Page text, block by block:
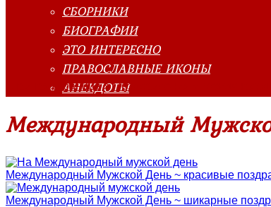
СБОРНИКИ
БИОГРАФИИ
ЭТО ИНТЕРЕСНО
ПРАВОСЛАВНЫЕ ИКОНЫ
АНЕКДОТЫ
Главная страница»Поздравления
Международный
Международный Мужской День ~ красивые
Международный Мужской День ~ шикарные